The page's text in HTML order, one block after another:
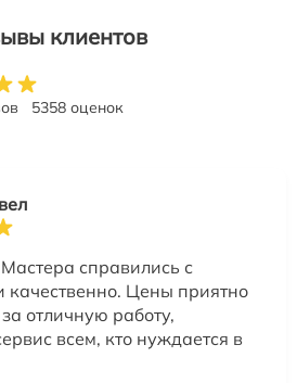
клиентов
5358 оценок
справились с
качественно. Цены приятно
отличную работу,
всем, кто нуждается в